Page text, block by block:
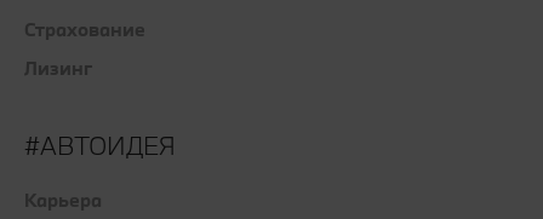
Страхование
Лизинг
#АВТОИДЕЯ
Карьера